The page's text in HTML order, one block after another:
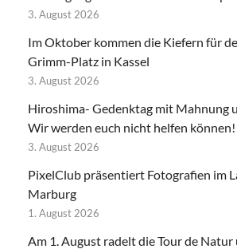
3. August 2026
Im Oktober kommen die Kiefern für
Grimm-Platz in Kassel
3. August 2026
Hiroshima- Gedenktag mit Mahnung
Wir werden euch nicht helfen können!
3. August 2026
PixelClub präsentiert Fotografien im
Marburg
1. August 2026
Am 1. August radelt die Tour de Natur